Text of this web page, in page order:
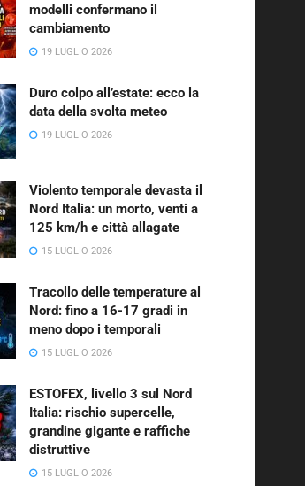
modelli confermano il
cambiamento
19 LUGLIO 2026
Duro colpo all’estate: ecco la
data della svolta meteo
19 LUGLIO 2026
Violento temporale devasta il
Nord Italia: un morto, venti a
125 km/h e città allagate
15 LUGLIO 2026
Tracollo delle temperature al
Nord: fino a 16-17 gradi in
meno dopo i temporali
15 LUGLIO 2026
ESTOFEX, livello 3 sul Nord
Italia: rischio supercelle,
grandine gigante e raffiche
distruttive
15 LUGLIO 2026